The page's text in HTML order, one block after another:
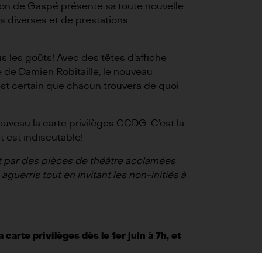
de Gaspé présente sa toute nouvelle
diverses et de prestations
les goûts! Avec des têtes d’affiche
de Damien Robitaille, le nouveau
certain que chacun trouvera de quoi
la carte privilèges CCDG. C’est la
est indiscutable!
par des pièces de théâtre acclamées
tout en invitant les non-initiés à
privilèges dès le 1er juin à 7h, et